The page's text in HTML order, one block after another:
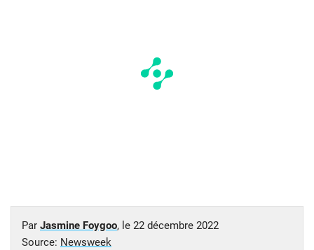
Par Jasmine Foygoo, le 22 décembre 2022
Source: Newsweek